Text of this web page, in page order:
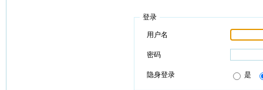
登录
用户名
密码
隐身登录 是